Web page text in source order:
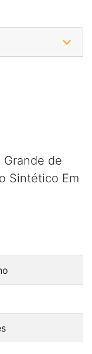
Grande de
Sintético Em